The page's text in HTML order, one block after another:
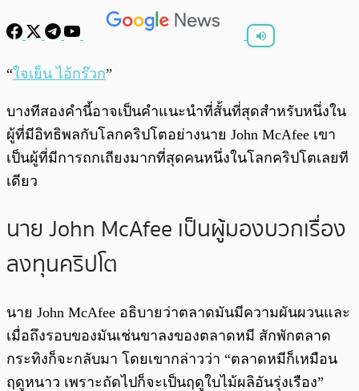
พร้อมเล่น
“ใจเย็น ไอ้กร๊วก”
บางทีสองคำนี้อาจเป็นคำแนะนำที่สั้นที่สุดสำหรับหนึ่งใน
ผู้ที่มีอิทธิพลกับโลกคริปโตอย่างนาย John McAfee เขา
เป็นผู้ที่มีการถกเถียงมากที่สุดคนหนึ่งในโลกคริปโตเลยที
เดียว
นาย John McAfee เป็นผู้มองบวกเรื่อง
ลงทุนคริปโต
นาย John McAfee อธิบายว่าตลาดมันมีความผันผวนและ
เมื่อถึงรอบของมันเช่นขาลงของตลาดหมี สักพักตลาด
กระทิงก็จะกลับมา โดยเขากล่าวว่า “ตลาดหมีก็เหมือน
ฤดูหนาว เพราะถัดไปก็จะเป็นฤดูใบไม้ผลิอันรุ่งเรือง”